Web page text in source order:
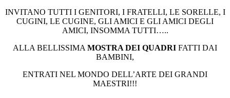
INVITANO TUTTI I GENITORI, I FRATELLI, LE SORELLE, I
CUGINI, LE CUGINE, GLI AMICI E GLI AMICI DEGLI
AMICI, INSOMMA TUTTI…..
ALLA BELLISSIMA MOSTRA DEI QUADRI FATTI DAI
BAMBINI,
ENTRATI NEL MONDO DELL’ARTE DEI GRANDI
MAESTRI!!!